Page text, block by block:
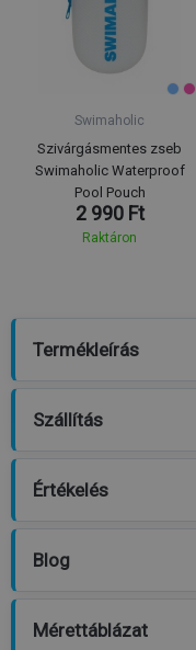
Swimaholic
Szivárgásmentes zseb
Swimaholic Waterproof
Pool Pouch
2 990 Ft
Raktáron
Termékleírás
Szállítás
Értékelés
Blog
Mérettáblázat